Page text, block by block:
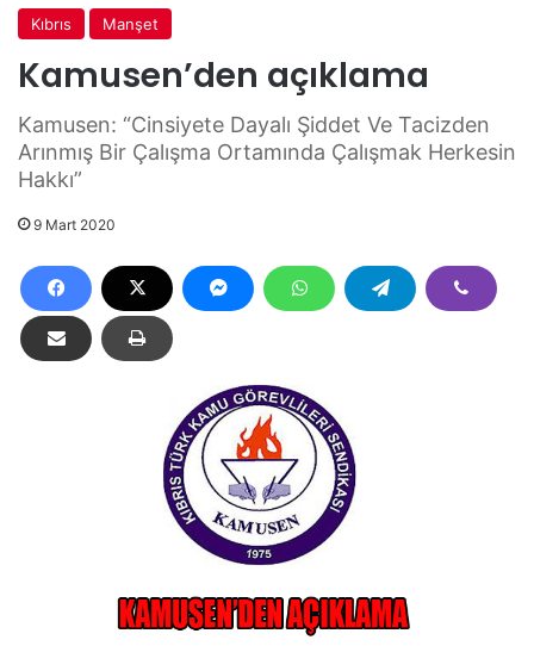
Kıbrıs Manşet
Kamusen’den açıklama
Kamusen: “Cinsiyete Dayalı Şiddet Ve Tacizden
Arınmış Bir Çalışma Ortamında Çalışmak Herkesin
Hakkı”
9 Mart 2020